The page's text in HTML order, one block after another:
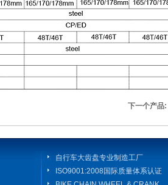
下一个产品:
自行车大齿盘专业制造工厂
ISO9001:2008国际质量体系认证